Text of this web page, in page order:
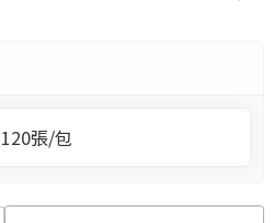
張/包